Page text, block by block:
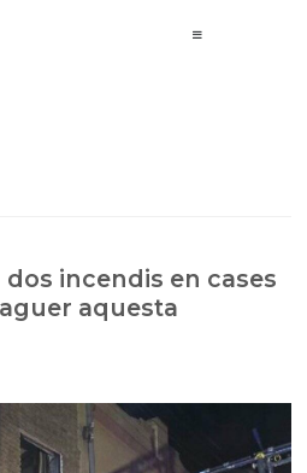
dos incendis en cases
aquesta